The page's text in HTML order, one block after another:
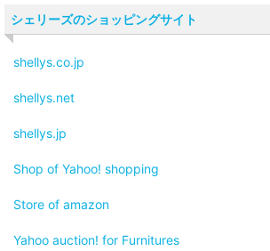
シェリーズのショッピングサイト
shellys.co.jp
shellys.net
shellys.jp
Shop of Yahoo! shopping
Store of amazon
Yahoo auction! for Furnitures